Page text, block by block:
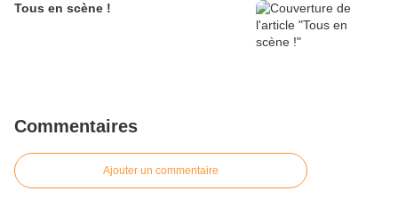
Tous en scène !
Commentaires
Ajouter un commentaire